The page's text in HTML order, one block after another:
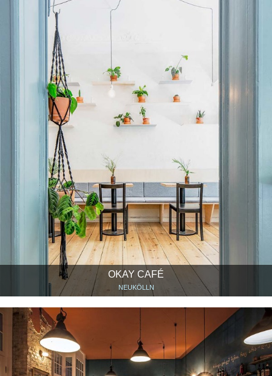
OKAY CAFÉ
NEUKÖLLN